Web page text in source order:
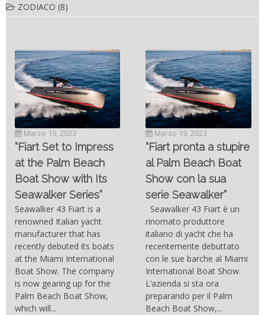
ZODIACO (8)
Marzo 19, 2023
“Fiart pronta a stupire
al Palm Beach Boat
Show con la sua
serie Seawalker”
Seawalker 43 Fiart è un
rinomato produttore
italiano di yacht che ha
recentemente debuttato
con le sue barche al Miami
International Boat Show.
L’azienda si sta ora
preparando per il Palm
Beach Boat Show,...
Novembre 6, 2022
SC- 46 il catamarano
ad alte prestazioni
targato Outerlimits.
Da quando lo sviluppo
delle moderne tecnologie
costruttive e dei nuovi
materiali come la fibra di
carbonio hanno consentito
di costruire catamarani
sempre più belli, compatti,
resistenti, leggeri e
soprattutto stabili veloci
con una manovrabilità...